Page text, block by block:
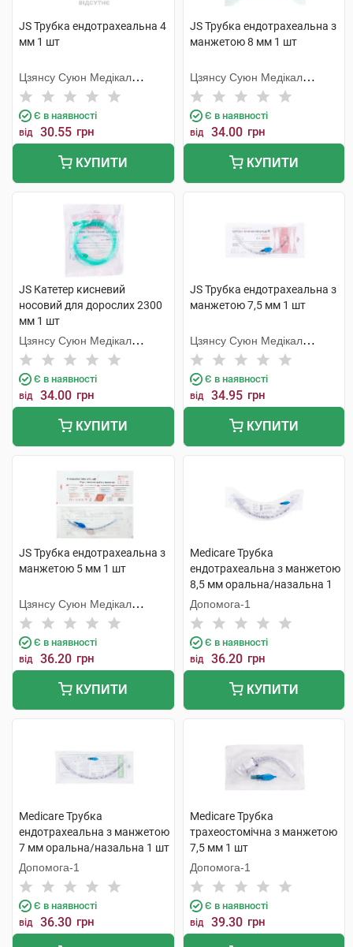
JS Трубка ендотрахеальна 4
мм 1 шт
Цзянсу Суюн Медікал
Метіріалс
Є в наявності
від 30.55 грн
КУПИТИ
JS Трубка ендотрахеальна з
манжетою 8 мм 1 шт
Цзянсу Суюн Медікал
Метіріалс
Є в наявності
від 34.00 грн
КУПИТИ
JS Катетер кисневий
носовий для дорослих 2300
мм 1 шт
Цзянсу Суюн Медікал
Метіріалс
Є в наявності
від 34.00 грн
КУПИТИ
JS Трубка ендотрахеальна з
манжетою 7,5 мм 1 шт
Цзянсу Суюн Медікал
Метіріалс
Є в наявності
від 34.95 грн
КУПИТИ
JS Трубка ендотрахеальна з
манжетою 5 мм 1 шт
Цзянсу Суюн Медікал
Метіріалс
Є в наявності
від 36.20 грн
КУПИТИ
Medicare Трубка
ендотрахеальна з манжетою
8,5 мм оральна/назальна 1
шт
Допомога-1
Є в наявності
від 36.20 грн
КУПИТИ
Medicare Трубка
ендотрахеальна з манжетою
7 мм оральна/назальна 1 шт
Допомога-1
Є в наявності
від 36.30 грн
Medicare Трубка
трахеостомічна з манжетою
7,5 мм 1 шт
Допомога-1
Є в наявності
від 39.30 грн